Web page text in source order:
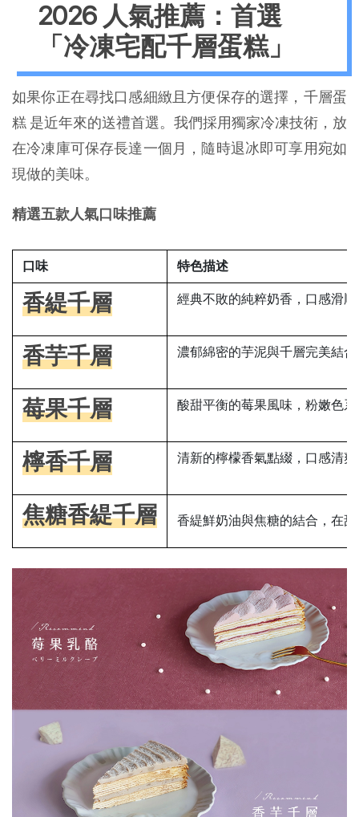
2026 人氣推薦：首選
「冷凍宅配千層蛋糕」
如果你正在尋找口感細緻且方便保存的選擇，千層蛋
糕 是近年來的送禮首選。我們採用獨家冷凍技術，放
在冷凍庫可保存長達一個月，隨時退冰即可享用宛如
現做的美味。
精選五款人氣口味推薦
口味 特色描述
香緹千層 經典不敗的純粹奶香，口感滑
香芋千層 濃郁綿密的芋泥與千層完美結
莓果千層 酸甜平衡的莓果風味，粉嫩色
檸香千層 清新的檸檬香氣點綴，口感清
焦糖香緹千層 香緹鮮奶油與焦糖的結合，在